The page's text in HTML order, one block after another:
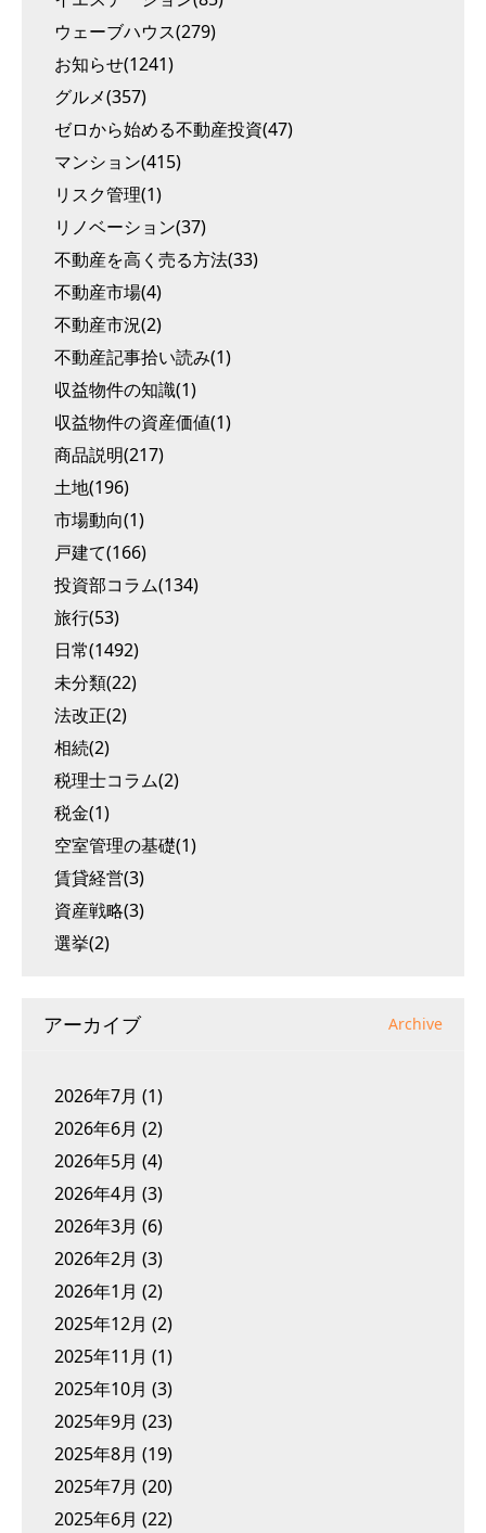
ウェーブハウス(279)
お知らせ(1241)
グルメ(357)
ゼロから始める不動産投資(47)
マンション(415)
リスク管理(1)
リノベーション(37)
不動産を高く売る方法(33)
不動産市場(4)
不動産市況(2)
不動産記事拾い読み(1)
収益物件の知識(1)
収益物件の資産価値(1)
商品説明(217)
土地(196)
市場動向(1)
戸建て(166)
投資部コラム(134)
旅行(53)
日常(1492)
未分類(22)
法改正(2)
相続(2)
税理士コラム(2)
税金(1)
空室管理の基礎(1)
賃貸経営(3)
資産戦略(3)
選挙(2)
アーカイブ Archive
2026年7月 (1)
2026年6月 (2)
2026年5月 (4)
2026年4月 (3)
2026年3月 (6)
2026年2月 (3)
2026年1月 (2)
2025年12月 (2)
2025年11月 (1)
2025年10月 (3)
2025年9月 (23)
2025年8月 (19)
2025年7月 (20)
2025年6月 (22)